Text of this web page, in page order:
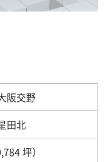
阪交野
田北
坪）